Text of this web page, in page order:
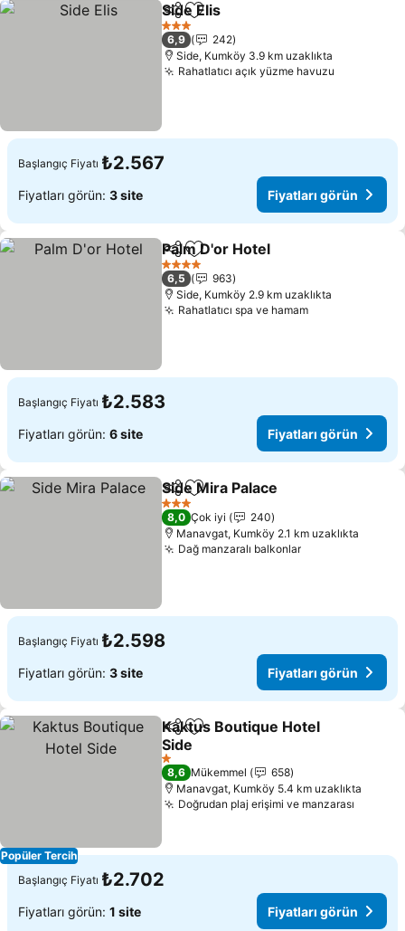
PaylaşFavorilerime ekle
Side Elis
3 Yıldız
6,9
242
Side, Kumköy 3.9 km uzaklıkta
Rahatlatıcı açık yüzme havuzu
Başlangıç Fiyatı ₺2.567
Fiyatları görün: 3 site Fiyatları görün
PaylaşFavorilerime ekle
Palm D'or Hotel
4 Yıldız
6,5
963
Side, Kumköy 2.9 km uzaklıkta
Rahatlatıcı spa ve hamamFiyatları
Başlangıç Fiyatı ₺2.583
Fiyatları görün: 6 site Fiyatları görün
PaylaşFavorilerime ekle
Side Mira Palace
3 Yıldız
8,0 Çok iyi
240
Manavgat, Kumköy 2.1 km uzaklıkta
Dağ manzaralı balkonlarFiyatları görün
Başlangıç Fiyatı ₺2.598
Fiyatları görün: 3 site Fiyatları görün
Popüler Tercih
PaylaşFavorilerime ekle
Kaktus Boutique Hotel
Side
Fiyatları görün
1 Yıldız
8,6 Mükemmel
658
Manavgat, Kumköy 5.4 km uzaklıkta
Doğrudan plaj erişimi ve manzarası
Başlangıç Fiyatı ₺2.702
Fiyatları görün: 1 site Fiyatları görün